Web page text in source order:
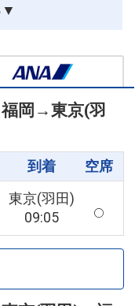
▼
福岡 →東京(羽
到着 空席
東京(羽田)
09:05